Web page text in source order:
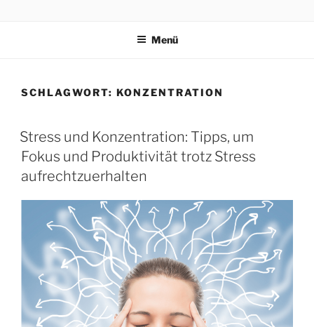
Menü
SCHLAGWORT: KONZENTRATION
Stress und Konzentration: Tipps, um
Fokus und Produktivität trotz Stress
aufrechtzuerhalten